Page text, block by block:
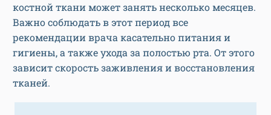
костной ткани может занять несколько месяцев.
Важно соблюдать в этот период все
рекомендации врача касательно питания и
гигиены, а также ухода за полостью рта. От этого
зависит скорость заживления и восстановления
тканей.